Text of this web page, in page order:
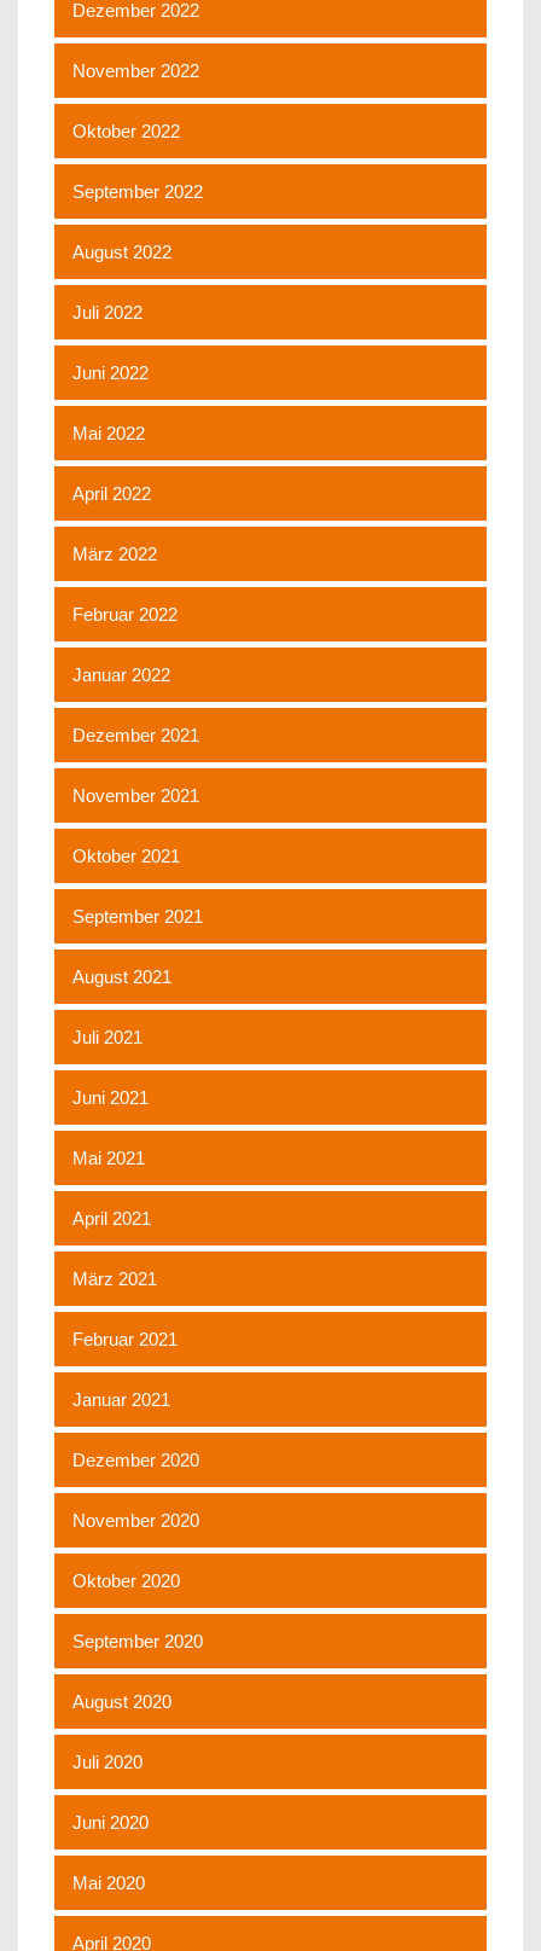
Dezember 2022
November 2022
Oktober 2022
September 2022
August 2022
Juli 2022
Juni 2022
Mai 2022
April 2022
März 2022
Februar 2022
Januar 2022
Dezember 2021
November 2021
Oktober 2021
September 2021
August 2021
Juli 2021
Juni 2021
Mai 2021
April 2021
März 2021
Februar 2021
Januar 2021
Dezember 2020
November 2020
Oktober 2020
September 2020
August 2020
Juli 2020
Juni 2020
Mai 2020
April 2020